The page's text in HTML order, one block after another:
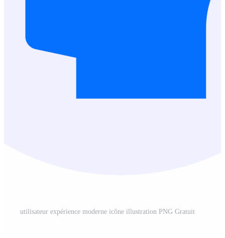
utilisateur expérience moderne icône illustration PNG Gratuit